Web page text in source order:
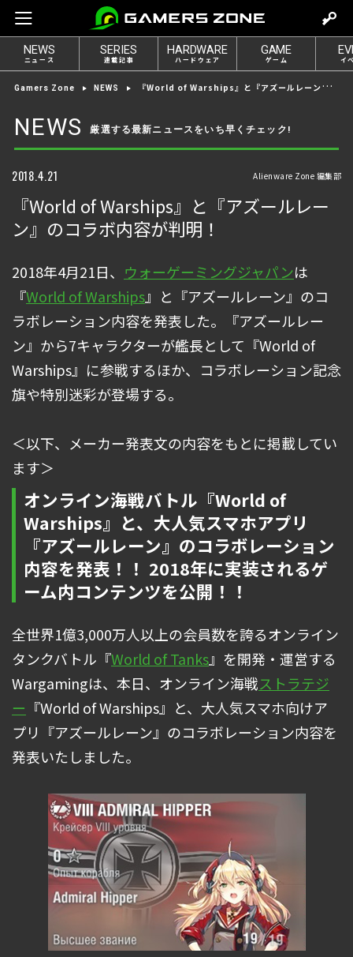
e
t
o
g
n
NEWS
ニュース
SERIES
連載記事
HARDWARE
ハードウェア
GAME
ゲーム イ
Gamers Zone NEWS 『World of Warships』と『アズールレーン』のコラボ内容が判明！
NEWS 厳選する最新ニュースをいち早くチェック!
2018.4.21 Alienware Zone 編集部
『World of Warships』と『アズールレー
ン』のコラボ内容が判明！
2018年4月21日、 ウォーゲーミングジャパンは
『World of Warships』と『アズールレーン』のコ
ラボレーション内容を発表した。『アズールレー
ン』から7キャラクターが艦長として『World of
Warships』に参戦するほか、コラボレーション記念
旗や特別迷彩が登場する。
＜以下、メーカー発表文の内容をもとに掲載してい
ます＞
オンライン海戦バトル『World of
Warships』と、大人気スマホアプリ
『アズールレーン』のコラボレーション
内容を発表！！ 2018年に実装されるゲ
ーム内コンテンツを公開！！
全世界1億3,000万人以上の会員数を誇るオンライン
タンクバトル『World of Tanks』を開発・運営する
Wargamingは、本日、オンライン海戦ストラテジ
ー 『World of Warships』と、大人気スマホ向けア
プリ『アズールレーン』のコラボレーション内容を
発表いたしました。